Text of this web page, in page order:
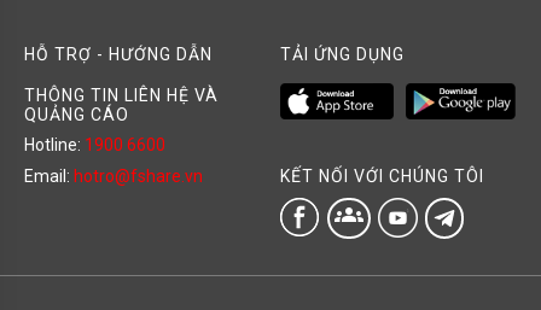
HỖ TRỢ - HƯỚNG DẪN
THÔNG TIN LIÊN HỆ VÀ
QUẢNG CÁO
Hotline: 1900 6600
Email: hotro@fshare.vn
TẢI ỨNG DỤNG
KẾT NỐI VỚI CHÚNG TÔI
groups